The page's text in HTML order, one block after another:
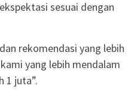
sesuai dengan
rekomendasi yang lebih
yang lebih mendalam
1 juta”.